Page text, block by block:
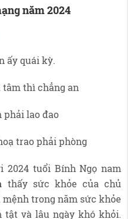
năm 2024
ấy quái kỳ.
tâm thì chẳng an
phải lao đao
trao phải phòng
2024 tuổi Bính Ngọ nam
thấy sức khỏe của chủ
trong năm sức khỏe
tật và lâu ngày khó khỏi.